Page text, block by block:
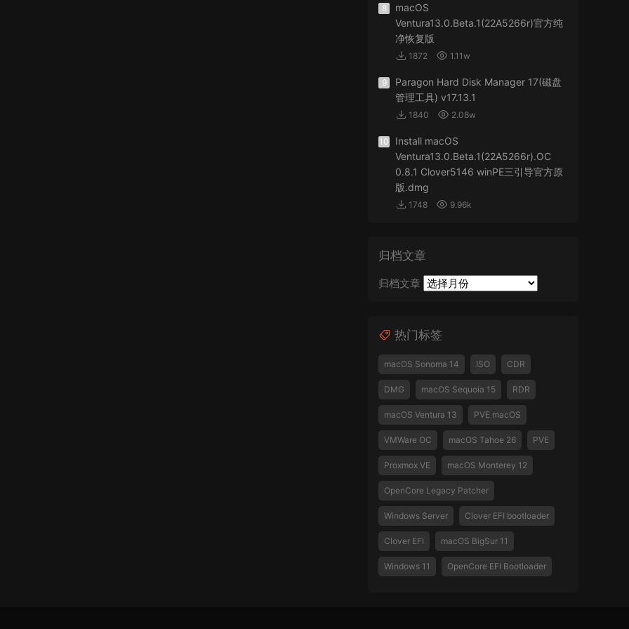
8
macOS
Ventura13.0.Beta.1(22A5266r)官方纯
净恢复版
1872 1.11w
9
Paragon Hard Disk Manager 17(磁盘
管理工具) v17.13.1
1840 2.08w
10
Install macOS
Ventura13.0.Beta.1(22A5266r).OC
0.8.1 Clover5146 winPE三引导官方原
版.dmg
1748 9.96k
归档文章
归档文章
热门标签
macOS Sonoma 14 ISO CDR
DMG macOS Sequoia 15 RDR
macOS Ventura 13 PVE macOS
VMWare OC macOS Tahoe 26 PVE
Proxmox VE macOS Monterey 12
OpenCore Legacy Patcher
Windows Server Clover EFI bootloader
Clover EFI macOS BigSur 11
Windows 11 OpenCore EFI Bootloader